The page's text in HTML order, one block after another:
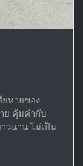
หายของ
ย คุ้มค่ากับ
วนาน ไม่เป็น